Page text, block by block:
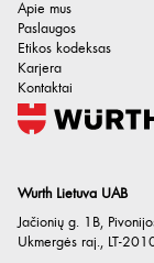
Wurth Lietuva UAB
Jačionių g. 1B,
Ukmergės raj., LT-
Apie mus
Paslaugos
Etikos kodeksas
Karjera
Kontaktai